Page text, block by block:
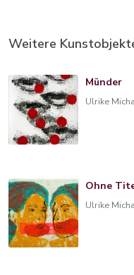
Weitere
Münder
Ulrike
Ohne
Ulrike